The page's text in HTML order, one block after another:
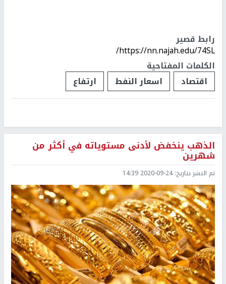
رابط قصير
https://nn.najah.edu/74SL/
الكلمات المفتاحية
اقتصاد
اسعار النفط ارتفاع
الذهب ينخفض لأدنى مستوياته في أكثر من
شهرين
تم النشر بتاريخ:2020-09-24 14:39